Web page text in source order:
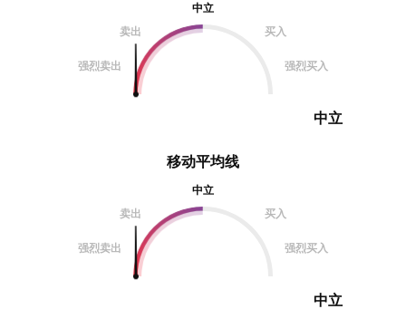
中立
卖出
买入
强烈卖出 强烈买入
中立
移动平均线
中立
卖出
买入
强烈卖出 强烈买入
中立